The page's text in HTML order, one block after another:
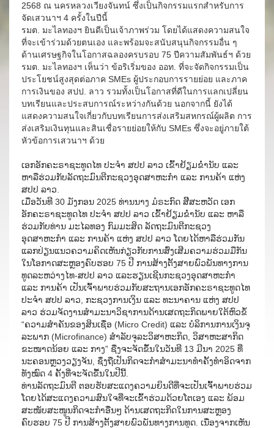
2568 ณ นครหลวงเวียงจันทน์ ซึ่งเป็นกิจกรรมแรกสำหรับการ
จัดเสวนาฯ 4 ครั้งในปีนี้
รมต. มะไลทองฯ ยินดีเป็นเจ้าภาพร่วม โดยได้แสดงความสนใจ
ที่จะเข้าร่วมด้วยตนเอง และพร้อมจะสนับสนุนกิจกรรมอื่น ๆ
ด้านเศรษฐกิจในโอกาสฉลองครบรอบ 75 ปีความสัมพันธ์ฯ ด้วย
รมต. มะไลทองฯ เห็นว่า ข้อริเริ่มของ ออท. ที่จะจัดกิจกรรมเป็น
ประโยชน์สูงสุดต่อภาค SMEs ผู้ประกอบการรายย่อย และภาค
การเงินของ สปป. ลาว รวมทั้งเป็นโอกาสที่ดีในการแลกเปลี่ยน
บทเรียนและประสบการณ์ระหว่างกันด้วย นอกจากนี้ ยังได้
แสดงความสนใจเกี่ยวกับบทเรียนการส่งเสริมสหกรณ์ผู้ผลิต การ
ส่งเสริมเงินทุนและสินเชื่อรายย่อยให้กับ SMEs ซึ่งจะอยู่ภายใต้
หัวข้อการเสวนาฯ ด้วย
ເອກອັກຄະຣາຊະທູດໄທ ປະຈຳ ສປປ ລາວ ເຂົ້າຢ້ຽມຂໍ່ານັບ ແລະ
ຫາລືຮ່ວມກັບລັດຖະມົນຕີກະຊວງອຸດສາຫະກຳ ແລະ ການຄ້າ ແຫ່ງ
ສປປ ລາວ.
ເມື່ອວັນທີ 30 ມັງກອນ 2025 ທ່ານນາງ ມໍຣະກົດ ສີິສະຫວັດ ເອກ
ອັກຄະຣາຊະທູດໄທ ປະຈຳ ສປປ ລາວ ເຂົ້າຢ້ຽມຂໍ່ານັບ ແລະ ຫາລື
ຮ່ວມກັບທ່ານ ມະໄລທອງ ກົມມະສິດ ລັດຖະມົນຕີກະຊວງ
ອຸດສາຫະກຳ ແລະ ການຄ້າ ແຫ່ງ ສປປ ລາວ ໂດຍໄດ້ຫາລືຮ່ວມກັນ
ແລກປ່ຽນແນວຄວາມຄິດເຫັນກ່ຽວກັບການສົ່ງເສີມຄວາມຮ່ວມມືກັນ
ໃນໂອກາດສະຫຼອງຄົບຮອບ 75 ປີ ການສ້າງຕັ້ງສາຍພົວພັນທາງການ
ທູດລະຫວ່າງໄທ-ສປປ ລາວ ແລະຮຽນເຊີນກະຊວງອຸດສາຫະກຳ
ແລະ ການຄ້າ ເປັນເຈົ້າພາບຮ່ວມກັບສະຖານເອກອັກຄະຣາຊະທູດໄທ
ປະຈຳ ສປປ ລາວ, ກະຊວງການເງິນ ແລະ ທະນາຄານ ແຫ່ງ ສປປ
ລາວ ຮ່ວມຈັດງານສຳມະນາວິຊາການດ້ານເສດຖະກິດພາຍໃຕ້ຫົວຂໍ້
“ຄວາມສຳຄັນຂອງສິນເຊື່ອ (Micro Credit) ແລະ ບໍລິການການເງິນຈຸ
ລະພາກ (Microfinance) ສຳລັບຈຸລະວິສາຫະກິດ, ວິສາຫະສາກິດ
ຂະໜາດນ້ອຍ ແລະ ກາງ” ຊື່ງຈະຈັດຂຶ້ນໃນວັນທີ 13 ມີນາ 2025 ທີ່
ນະຄອນຫຼວງວຽງຈັນ, ຊຶ່ງຖືເປັນກິດຈະກຳສຳມະນາທຳຄັ້ງທຳອິດຈາກ
ທັງໝົດ 4 ຄັ້ງທີ່ຈະຈັດຂື້ນໃນປີນີ້.
ທ່ານລັດຖະມົນຕີ ຕອບຮັບສະແດງຄວາມຍິນດີທີ່ຈະເປັນເຈົ້າພາບຮ່ວມ
ໂດຍໄດ້ສະແດງຄວາມສົນໃຈທີ່ຈະເຂົ້າຮ່ວມດ້ວຍໂຕເອງ ແລະ ພ້ອມ
ສະໜັບສະໜູນກິດຈະກຳອື່ນໆ ດ້ານເສດຖະກິດໃນການສະຫຼອງ
ຄົບຮອບ 75 ປີ ການສ້າງຕັ້ງສາຍພົວພັນທາງການທູດ. ເນື່ອງຈາກເຫັນ